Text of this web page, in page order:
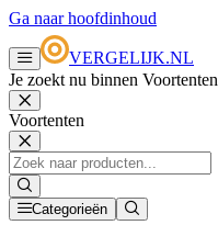
Ga naar hoofdinhoud
VERGELIJK.NL
Je zoekt nu binnen Voortenten
Voortenten
Categorieën